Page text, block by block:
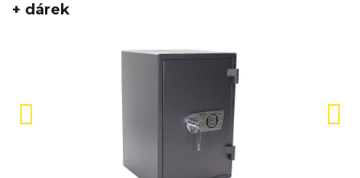
+ dárek